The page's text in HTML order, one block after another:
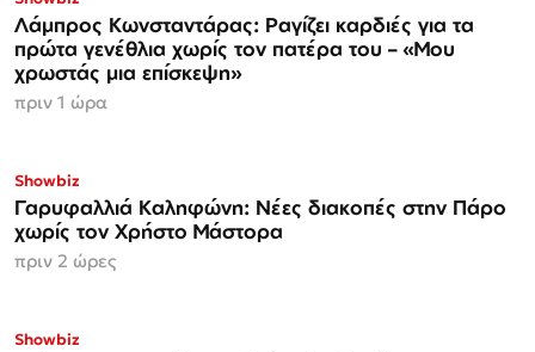
Λάμπρος Κωνσταντάρας: Ραγίζει καρδιές για τα
πρώτα γενέθλια χωρίς τον πατέρα του – «Μου
χρωστάς μια επίσκεψη»
πριν 1 ώρα
Showbiz
Γαρυφαλλιά Καληφώνη: Νέες διακοπές στην Πάρο
χωρίς τον Χρήστο Μάστορα
πριν 2 ώρες
Showbiz